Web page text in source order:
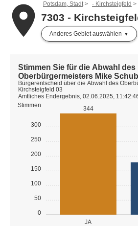
placePotsdam, Stadt - Kirchsteigfeld
7303 -
Anderes Gebiet auswählen
0
50
100
150
200
250
300
Stimmen
JA
344
Stimmen Sie für die Abwahl des
Oberbürgermeisters Mike
Bürgerentscheid über die Abwahl des
Kirchsteigfeld 03
Amtliches Endergebnis, 02.06.2025,